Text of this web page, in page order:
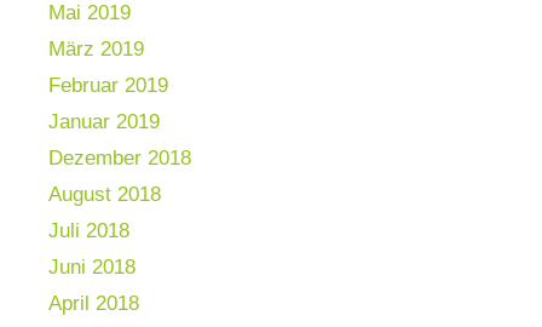
Mai 2019
März 2019
Februar 2019
Januar 2019
Dezember 2018
August 2018
Juli 2018
Juni 2018
April 2018